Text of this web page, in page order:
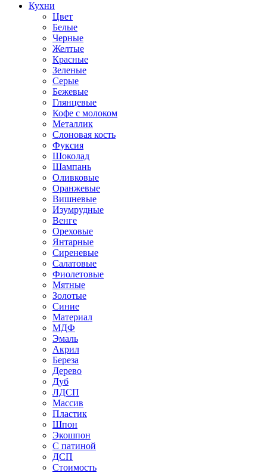
Кухни
Цвет
Белые
Черные
Желтые
Красные
Зеленые
Серые
Бежевые
Глянцевые
Кофе с молоком
Металлик
Слоновая кость
Фуксия
Шоколад
Шампань
Оливковые
Оранжевые
Вишневые
Изумрудные
Венге
Ореховые
Янтарные
Сиреневые
Салатовые
Фиолетовые
Мятные
Золотые
Синие
Материал
МДФ
Эмаль
Акрил
Береза
Дерево
Дуб
ЛДСП
Массив
Пластик
Шпон
Экошпон
С патиной
ДСП
Стоимость